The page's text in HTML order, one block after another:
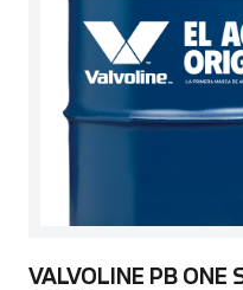
VALVOLINE PB ONE